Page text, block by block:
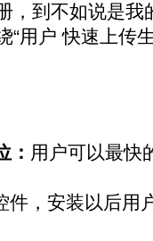
，到不如说是我
“用户 快速上传
： 用户可以最快
件，安装以后用